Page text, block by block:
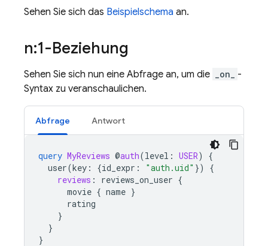
Sehen Sie sich das Beispielschema an.
n:1-Beziehung
Sehen Sie sich nun eine Abfrage an, um die _on_
-
Syntax zu veranschaulichen.
Abfrage Antwort
query MyReviews @auth(level : USER)
{
user(key : {id_expr : "auth.uid" })
{
reviews : reviews_on_user {
movie { name }
rating
}
}
}